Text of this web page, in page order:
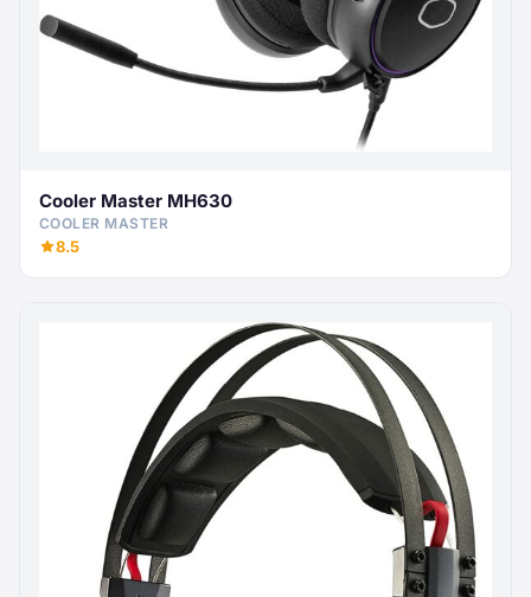
Cooler Master MH630
COOLER MASTER
8.5